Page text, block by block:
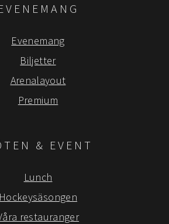
Evenemang
Biljetter
Arenalayout
Premium
& EVENT
Lunch
Hockeysäsongen
restauranger